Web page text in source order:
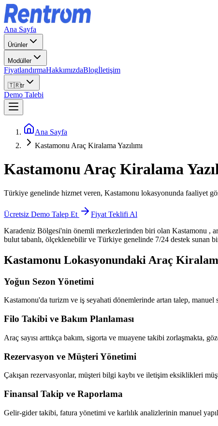
Ana Sayfa
Ürünler
Modüller
FiyatlandırmaHakkımızdaBlogİletişim
🇹🇷tr
Demo Talebi
Ana Sayfa
Kastamonu Araç Kiralama Yazılımı
KastamonuAraç Kiralama
Türkiye genelinde hizmet veren, Kastamonu lokasyonunda faaliyet
Ücretsiz Demo Talep Et
Fiyat Teklifi Al
Karadeniz Bölgesi'nin önemli merkezlerinden biri olan Kastamonu ,
bulut tabanlı, ölçeklenebilir ve Türkiye genelinde 7/24 destek sunan
Kastamonu Lokasyonundaki Araç
Yoğun Sezon Yönetimi
Kastamonu'da turizm ve iş seyahati dönemlerinde artan talep,
Filo Takibi ve Bakım Planlaması
Araç sayısı arttıkça bakım, sigorta ve muayene takibi zorlaşmakta,
Rezervasyon ve Müşteri Yönetimi
Çakışan rezervasyonlar, müşteri bilgi kaybı ve iletişim eksiklikleri
Finansal Takip ve Raporlama
Gelir-gider takibi, fatura yönetimi ve karlılık analizlerinin manuel